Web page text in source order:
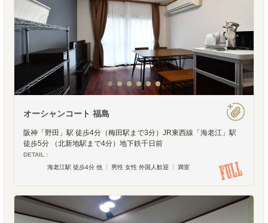
オーシャンコート 福島
阪神「野田」駅 徒歩4分（梅田駅まで3分）JR東西線「海老江」駅
徒歩5分 （北新地駅まで4分）地下鉄千日前
DETAIL :
海老江駅 徒歩4分 他
男性 女性 外国人歓迎 満室